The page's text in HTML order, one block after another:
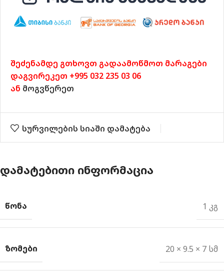
შეძენამდე გთხოვთ გადაამოწმოთ მარაგები
დაგვირეკეთ +995 032 235 03 06
ან მოგვწერეთ
სურვილების სიაში დამატება
ᲓᲐᲛᲐᲢᲔᲑᲘᲗᲘ ᲘᲜᲤᲝᲠᲛᲐᲪᲘᲐ
ᲬᲝᲜᲐ 1 კგ
ᲖᲝᲛᲔᲑᲘ 20 × 9.5 × 7 სმ